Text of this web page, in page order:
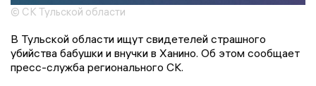
© СК Тульской области
В Тульской области ищут свидетелей страшного
убийства бабушки и внучки в Ханино. Об этом сообщает
пресс-служба регионального СК.